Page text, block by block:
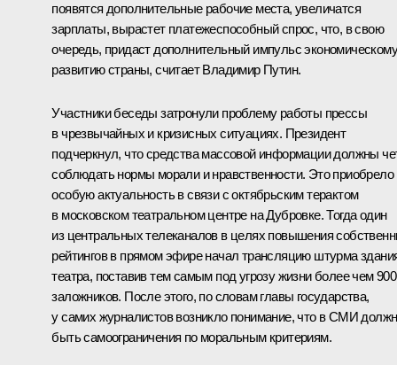
появятся дополнительные рабочие места, увеличатся
зарплаты, вырастет платежеспособный спрос, что, в свою
очередь, придаст дополнительный импульс экономическому
развитию страны, считает Владимир Путин.
Участники беседы затронули проблему работы прессы
в чрезвычайных и кризисных ситуациях. Президент
подчеркнул, что средства массовой информации должны
соблюдать нормы морали и нравственности. Это приобрело
особую актуальность в связи с октябрьским терактом
в московском театральном центре на Дубровке. Тогда один
из центральных телеканалов в целях повышения
рейтингов в прямом эфире начал трансляцию штурма
театра, поставив тем самым под угрозу жизни более чем 900
заложников. После этого, по словам главы государства,
у самих журналистов возникло понимание, что в СМИ
быть самоограничения по моральным критериям.